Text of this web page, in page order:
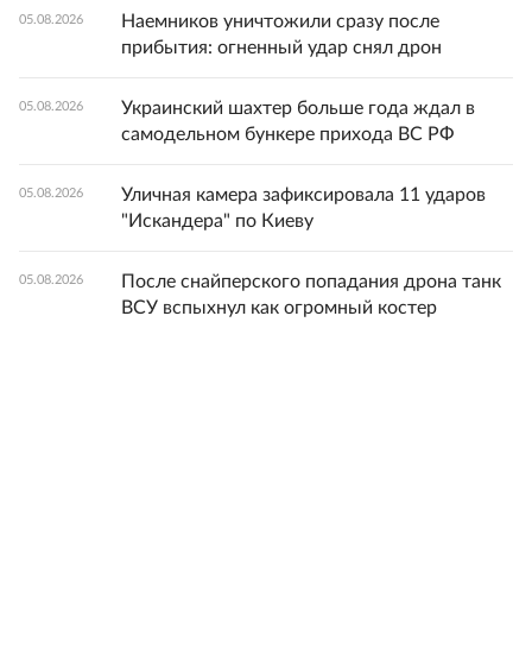
05.08.2026
Наемников уничтожили сразу после
прибытия: огненный удар снял дрон
05.08.2026
Украинский шахтер больше года ждал в
самодельном бункере прихода ВС РФ
05.08.2026
Уличная камера зафиксировала 11 ударов
"Искандера" по Киеву
05.08.2026
После снайперского попадания дрона танк
ВСУ вспыхнул как огромный костер